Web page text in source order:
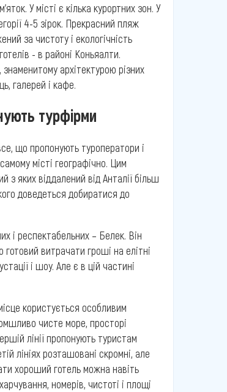
У місті є кілька курортних зон. У
4-5 зірок. Прекрасний пляж
за чистоту і екологічність
- в районі Коньяалти.
архітектурою різних
галерей і кафе.
турфірми
що пропонують туроператори і
місті географічно. Цим
з яких віддалений від Анталії більш
доведеться добиратися до
і респектабельних – Белек. Він
витрачати гроші на елітні
і шоу. Але є в цій частині
користується особливим
чисте море, просторі
лінії пропонують туристам
лініях розташовані скромні, але
хороший готель можна навіть
номерів, чистоті і площі